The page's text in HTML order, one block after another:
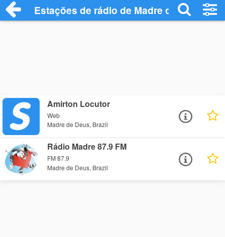
Estações de rádio de Madre de Deus -
Amirton Locutor
Web
Madre de Deus, Brazil
Rádio Madre 87.9 FM
FM 87.9
Madre de Deus, Brazil